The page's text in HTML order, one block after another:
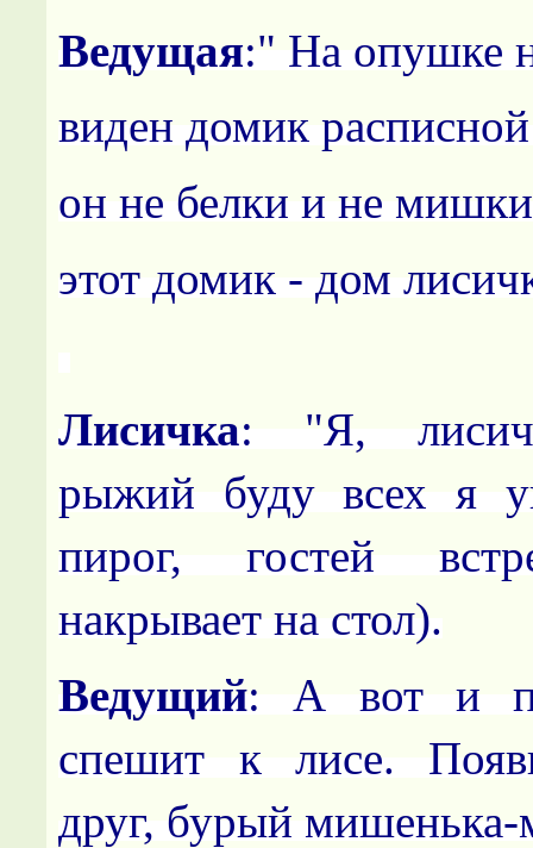
Ведущая:" На опушке
виден домик
он не белки и не мишки
этот домик - дом
Лисичка: "Я,
рыжий буду всех я
пирог, гостей
накрывает на стол).
Ведущий: А вот и
спешит к лисе.
друг, бурый